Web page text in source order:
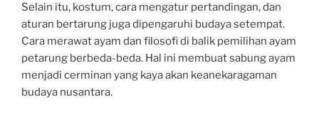
Selain itu, kostum, cara mengatur pertandingan, dan
aturan bertarung juga dipengaruhi budaya setempat.
Cara merawat ayam dan filosofi di balik pemilihan ayam
petarung berbeda-beda. Hal ini membuat sabung ayam
menjadi cerminan yang kaya akan keanekaragaman
budaya nusantara.